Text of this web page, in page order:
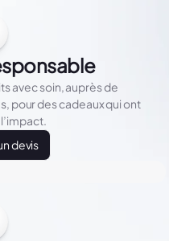
avec soin, auprès de
pour des cadeaux qui ont
devis